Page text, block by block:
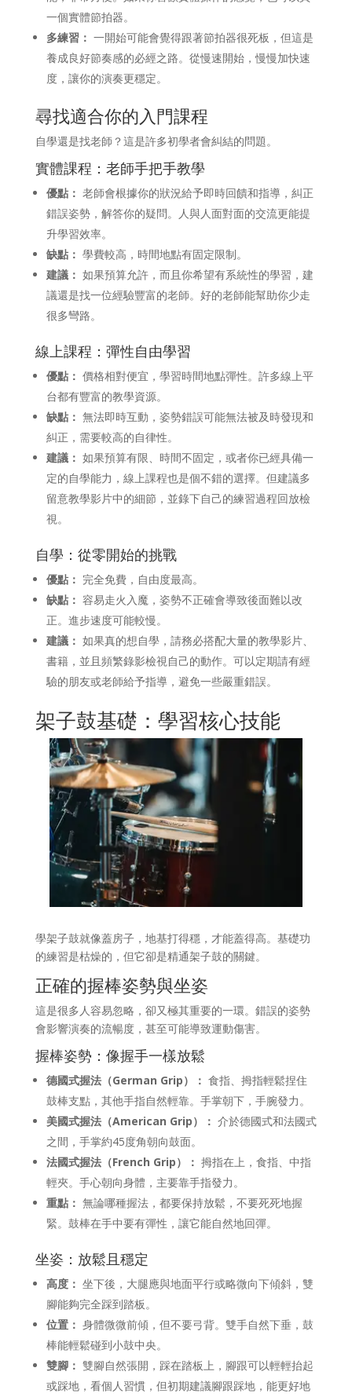
一個實體節拍器。
多練習： 一開始可能會覺得跟著節拍器很死板，但這是
養成良好節奏感的必經之路。從慢速開始，慢慢加快速
度，讓你的演奏更穩定。
尋找適合你的入門課程
自學還是找老師？這是許多初學者會糾結的問題。
實體課程：老師手把手教學
優點： 老師會根據你的狀況給予即時回饋和指導，糾正
錯誤姿勢，解答你的疑問。人與人面對面的交流更能提
升學習效率。
缺點： 學費較高，時間地點有固定限制。
建議： 如果預算允許，而且你希望有系統性的學習，建
議還是找一位經驗豐富的老師。好的老師能幫助你少走
很多彎路。
線上課程：彈性自由學習
優點： 價格相對便宜，學習時間地點彈性。許多線上平
台都有豐富的教學資源。
缺點： 無法即時互動，姿勢錯誤可能無法被及時發現和
糾正，需要較高的自律性。
建議： 如果預算有限、時間不固定，或者你已經具備一
定的自學能力，線上課程也是個不錯的選擇。但建議多
留意教學影片中的細節，並錄下自己的練習過程回放檢
視。
自學：從零開始的挑戰
優點： 完全免費，自由度最高。
缺點： 容易走火入魔，姿勢不正確會導致後面難以改
正。進步速度可能較慢。
建議： 如果真的想自學，請務必搭配大量的教學影片、
書籍，並且頻繁錄影檢視自己的動作。可以定期請有經
驗的朋友或老師給予指導，避免一些嚴重錯誤。
架子鼓基礎：學習核心技能
學架子鼓就像蓋房子，地基打得穩，才能蓋得高。基礎功
的練習是枯燥的，但它卻是精通架子鼓的關鍵。
正確的握棒姿勢與坐姿
這是很多人容易忽略，卻又極其重要的一環。錯誤的姿勢
會影響演奏的流暢度，甚至可能導致運動傷害。
握棒姿勢：像握手一樣放鬆
德國式握法（German Grip）： 食指、拇指輕鬆捏住
鼓棒支點，其他手指自然輕靠。手掌朝下，手腕發力。
美國式握法（American Grip）： 介於德國式和法國式
之間，手掌約45度角朝向鼓面。
法國式握法（French Grip）： 拇指在上，食指、中指
輕夾。手心朝向身體，主要靠手指發力。
重點： 無論哪種握法，都要保持放鬆，不要死死地握
緊。鼓棒在手中要有彈性，讓它能自然地回彈。
坐姿：放鬆且穩定
高度： 坐下後，大腿應與地面平行或略微向下傾斜，雙
腳能夠完全踩到踏板。
位置： 身體微微前傾，但不要弓背。雙手自然下垂，鼓
棒能輕鬆碰到小鼓中央。
雙腳： 雙腳自然張開，踩在踏板上，腳跟可以輕輕抬起
或踩地，看個人習慣，但初期建議腳跟踩地，能更好地